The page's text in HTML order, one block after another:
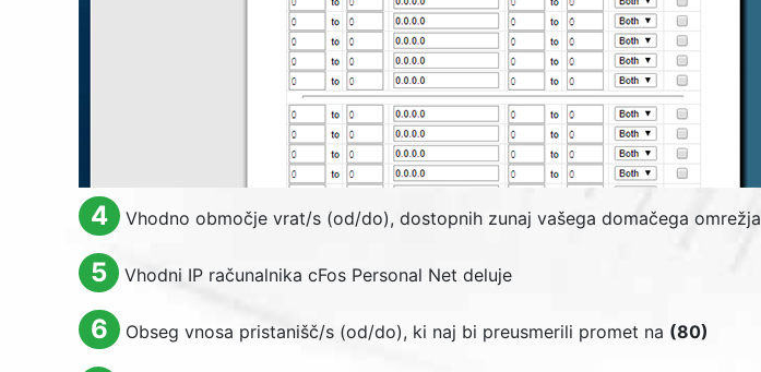
4 Vhodno območje vrat/s (od/do), dostopnih zunaj vašega domačega omrežja
5 Vhodni IP računalnika cFos Personal Net deluje
6 Obseg vnosa pristanišč/s (od/do), ki naj bi preusmerili promet na (80)